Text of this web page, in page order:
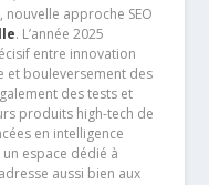
nouvelle approche SEO
. L’année 2025
entre innovation
et bouleversement des
des tests et
produits high-tech de
en intelligence
espace dédié à
aussi bien aux